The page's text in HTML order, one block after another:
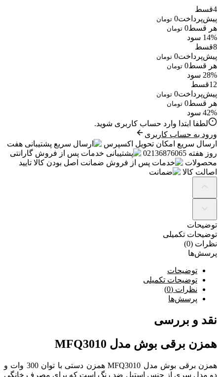
4قسط
پیش‌پرداخت0 تومان
هر قسط0 تومان
14% سود
8قسط
پیش‌پرداخت0 تومان
هر قسط0 تومان
28% سود
12قسط
پیش‌پرداخت0 تومان
هر قسط0 تومان
42% سود
لطفا ابتدا وارد حساب کاربری شوید.
ورود به حساب کاربری
ارسال سریع امکان تحویل اکسپرس پشتیبانی هفت
روز هفته 02136876065
خدمات پس از فروش گارانتی
محصولات
ضمانت اصل بودن کالا تایید
اصالت کالا
توضیحات
توضیحات تکمیلی
نظرات (0)
پرسش‌ها
توضیحات
توضیحات تکمیلی
نظرات (0)
پرسش‌ها
نقد و بررسی
همزن برقی بوش مدل MFQ3010
همزن برقی بوش مدل MFQ3010 همزن دستی با توان 300 وات و
دو مدل سری از جنس استیل ضد رنگ است که برای مصرف خانگی